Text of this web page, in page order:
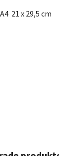
21 x 29,5 cm